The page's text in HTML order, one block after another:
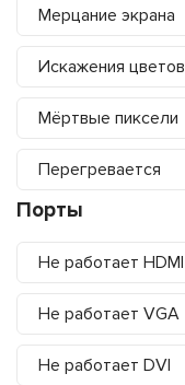
Мерцание экрана
Искажения цветов
Мёртвые пиксели
Перегревается
Порты
Не работает HDMI
Не работает VGA
Не работает DVI